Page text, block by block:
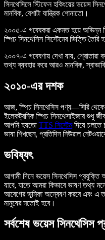
সিনথেসিসে স্টিফেন হকিংয়ের ভয়েস
মানবিক, বেশাটা যান্ত্রিক শোনাতো।
২০০৫-এ গবেষকরা একমত হয়ে অভিন্ন
স্পিচ সিনথেসিস সিস্টেমের ভিত্তি তৈরি
২০০৭-এ গবেষণায় দেখা যায়, শ্রোতারা
তথ্য ব্যবহার করে আরও মানবিক,
২০১০-এর দশক
আজ, স্পিচ সিনথেসিস পণ্য—সিরি
ইলেকট্রনিক স্পিচ সিনথেসাইজার শুধু
আপনি হয়তো TTS সিস্টেমদিয়ে চলতে
ভাষা শিখছেন, প্রতিদিন নিউরাল
ভবিষ্যৎ
আগামী দিনে ভয়েস সিনথেসিস প্রযুক্তি
যাবে, যাতে আমরা কিভাবে ভাষণ তথ্য
আবেগের ভূমিকা অন্বেষণ করবে এবং এ
মানুষের মতোই হবে।
সর্বশেষ ভয়েস সিনথেসিস